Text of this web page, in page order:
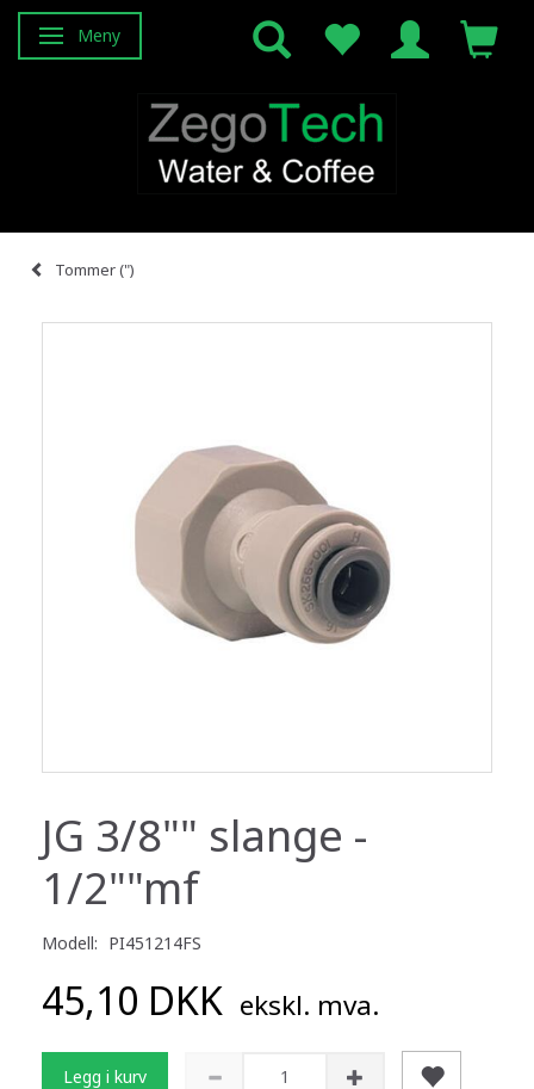
Veksle navigasjon
Meny
Tommer (")
JG 3/8"" slange -
1/2""mf
Modell: PI451214FS
45,10 DKK ekskl. mva.
Legg i kurv